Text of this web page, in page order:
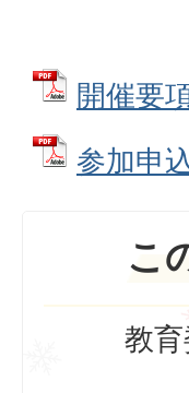
開催要
参加申
こ
教